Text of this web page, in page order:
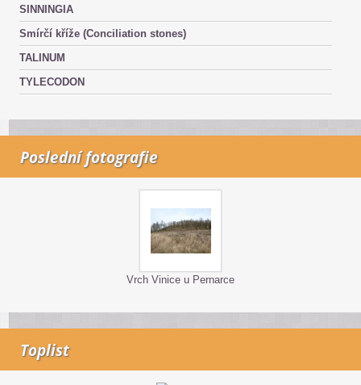
SINNINGIA
Smírčí kříže (Conciliation stones)
TALINUM
TYLECODON
Poslední fotografie
Vrch Vinice u Pernarce
Toplist